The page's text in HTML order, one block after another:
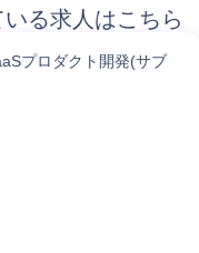
る求人はこちら
プロダクト開発(サブ